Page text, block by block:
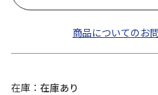
商品についてのお
在庫
在庫あり